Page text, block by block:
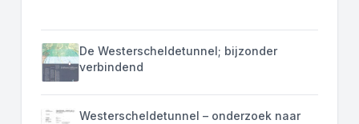
De Westerscheldetunnel; bijzonder
verbindend
Westerscheldetunnel – onderzoek naar